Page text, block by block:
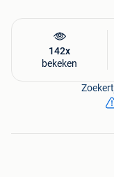
142x
bekeken